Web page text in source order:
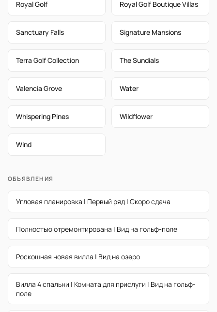
Royal Golf Royal Golf Boutique Villas
Sanctuary Falls Signature Mansions
Terra Golf Collection The Sundials
Valencia Grove Water
Whispering Pines Wildflower
Wind
ОБЪЯВЛЕНИЯ
Угловая планировка | Первый ряд | Скоро сдача
Полностью отремонтирована | Вид на гольф-поле
Роскошная новая вилла | Вид на озеро
Вилла 4 спальни | Комната для прислуги | Вид на гольф-
поле